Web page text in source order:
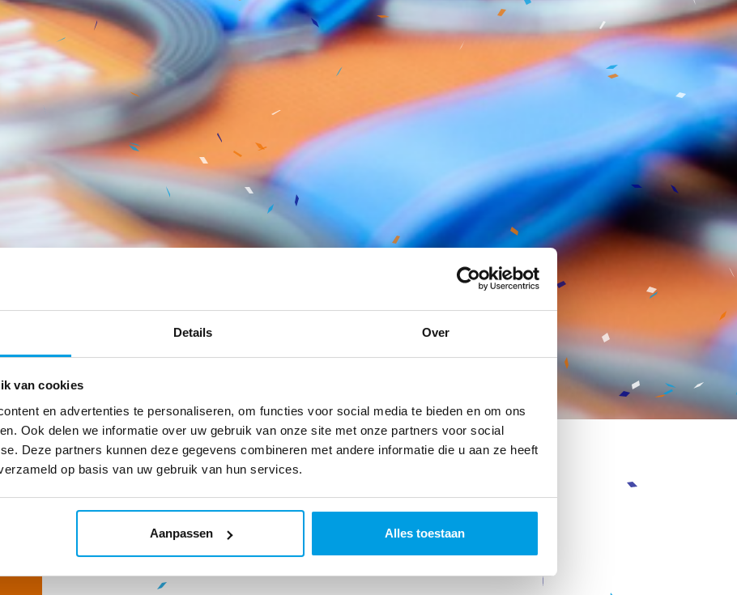
Details Over
van cookies
en advertenties te personaliseren, om functies voor social media te bieden en om ons
Ook delen we informatie over uw gebruik van onze site met onze partners voor social
Deze partners kunnen deze gegevens combineren met andere informatie die u aan ze heeft
op basis van uw gebruik van hun services.
Aanpassen Alles toestaan